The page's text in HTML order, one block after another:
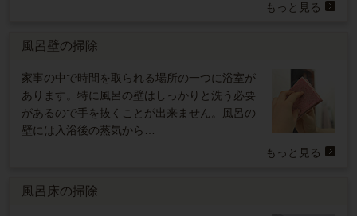
もっと見る
風呂壁の掃除
家事の中で時間を取られる場所の一つに浴室が
あります。特に風呂の壁はしっかりと洗う必要
があるので手を抜くことが出来ません。風呂の
壁には入浴後の蒸気から…
もっと見る
風呂床の掃除